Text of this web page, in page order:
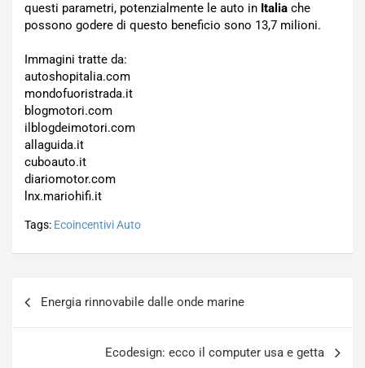
questi parametri, potenzialmente le auto in Italia che
possono godere di questo beneficio sono 13,7 milioni.
Immagini tratte da:
autoshopitalia.com
mondofuoristrada.it
blogmotori.com
ilblogdeimotori.com
allaguida.it
cuboauto.it
diariomotor.com
lnx.mariohifi.it
Tags: Ecoincentivi Auto
articoli
Energia rinnovabile dalle onde marine
Ecodesign: ecco il computer usa e getta